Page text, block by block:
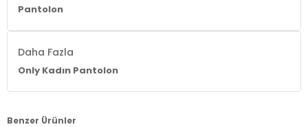
Pantolon
Daha Fazla
Only Kadın Pantolon
Benzer Ürünler